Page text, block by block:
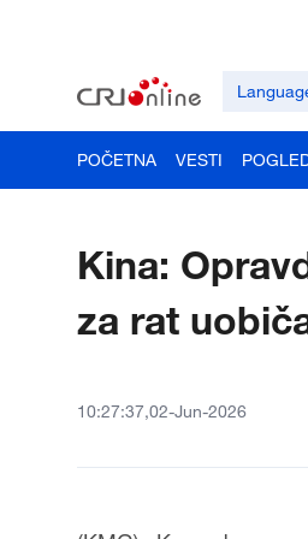
POČETNA VESTI
Kina:
za rat
10:27:37,02-Jun-2026